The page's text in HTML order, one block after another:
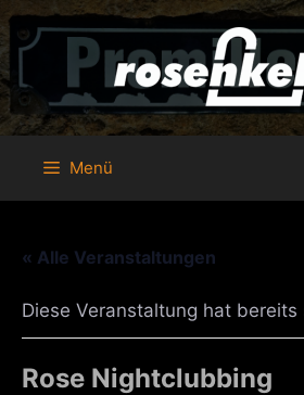
Zum
Inhalt
springen
Menü
« Alle Veranstaltungen
Diese Veranstaltung hat
Rose Nightclubbing